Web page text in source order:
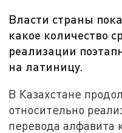
Власти страны
какое количество
реализации
на латиницу.
В Казахстане
относительно
перевода алфавита